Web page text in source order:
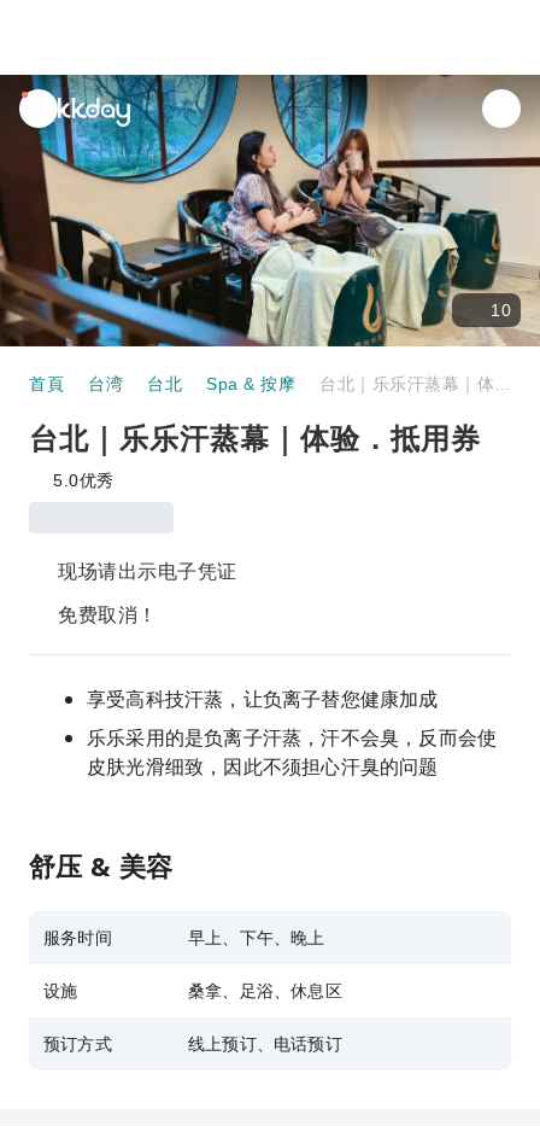
unread
notifications
10
首頁 台湾 台北 Spa & 按摩
台北｜乐乐汗蒸幕｜体验．抵用券
5.0优秀
现场请出示电子凭证
免费取消！
享受高科技汗蒸，让负离子替您健康加成
乐乐采用的是负离子汗蒸，汗不会臭，反而会使
皮肤光滑细致，因此不须担心汗臭的问题
舒压 & 美容
服务时间 早上、下午、晚上
设施 桑拿、足浴、休息区
预订方式 线上预订、电话预订